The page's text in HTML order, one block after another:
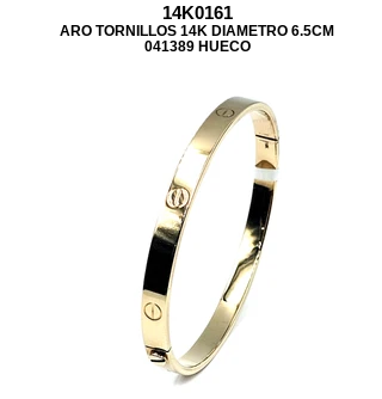
14K0161
ARO TORNILLOS 14K DIAMETRO 6.5CM
041389 HUECO